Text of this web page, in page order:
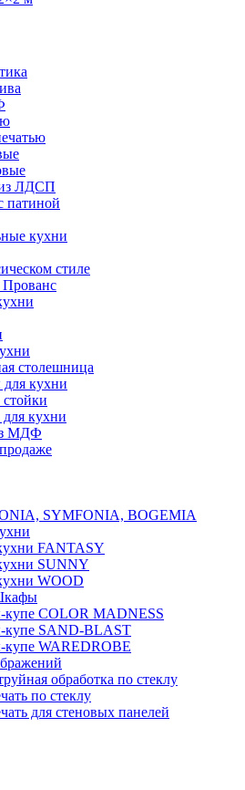
ЛДСП
патиной
кухни
стиле
Прованс
столешница
кухни
кухни
МДФ
SYMFONIA, BOGEMIA
FANTASY
SUNNY
WOOD
COLOR MADNESS
SAND-BLAST
WAREDROBE
обработка по стеклу
по стеклу
для стеновых панелей